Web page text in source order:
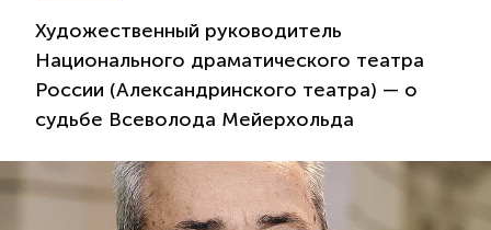
Художественный руководитель
Национального драматического театра
России (Александринского театра) — о
судьбе Всеволода Мейерхольда